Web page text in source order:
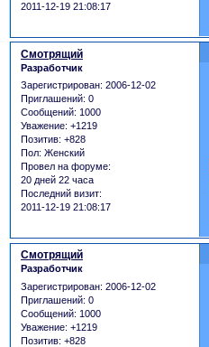
2011-12-19 21:08:17
Смотрящий
Разработчик
Зарегистрирован: 2006-12-02
Приглашений: 0
Сообщений: 1000
Уважение: +1219
Позитив: +828
Пол: Женский
Провел на форуме:
20 дней 22 часа
Последний визит:
2011-12-19 21:08:17
Смотрящий
Разработчик
Зарегистрирован: 2006-12-02
Приглашений: 0
Сообщений: 1000
Уважение: +1219
Позитив: +828